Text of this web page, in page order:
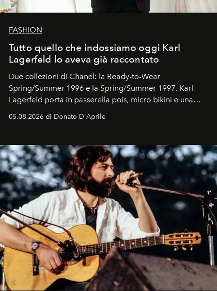
FASHION
Tutto quello che indossiamo oggi Karl
Lagerfeld lo aveva già raccontato
Due collezioni di Chanel: la Ready-to-Wear
Spring/Summer 1996 e la Spring/Summer 1997. Karl
Lagerfeld porta in passerella pois, micro bikini e una
logomania pensata per la spiaggia
Kate, Claudia e Carla una dietro l'altra. Trent'anni dopo,
uno dei documenti più contemporanei che abbiamo.
05.08.2026 di Donato D'Aprile